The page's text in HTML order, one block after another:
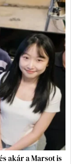
akár a Marsot is